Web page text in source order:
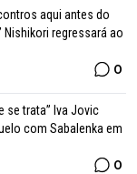
aqui antes do
Nishikori regressará ao
0
se trata” Iva Jovic
com Sabalenka em
0